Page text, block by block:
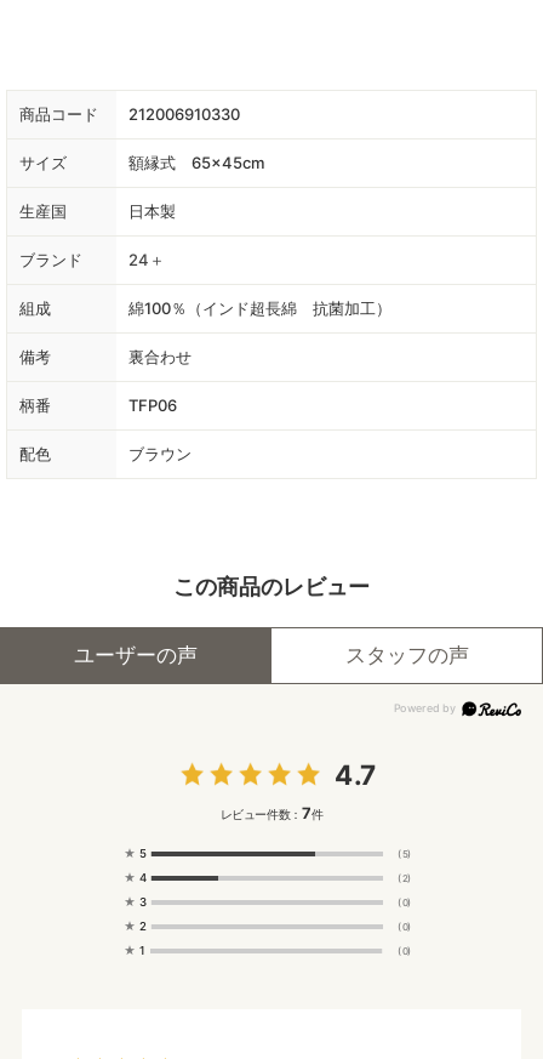
商品コード 212006910330
サイズ 額縁式 65×45cm
生産国 日本製
ブランド 24＋
組成 綿100％（インド超長綿 抗菌加工）
備考 裏合わせ
柄番 TFP06
配色 ブラウン
この商品のレビュー
ユーザーの声 スタッフの声
4.7
レビュー件数： 7件
★ 5 (5)
★ 4 (2)
★ 3 (0)
★ 2 (0)
★ 1 (0)